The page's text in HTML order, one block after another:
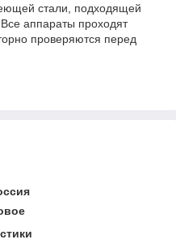
стали, подходящей
аппараты проходят
проверяются перед